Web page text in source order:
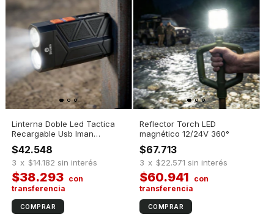
Linterna Doble Led Tactica
Recargable Usb Iman
Outdoor Caza Blanco Negro
$42.548
$38.293
3 x $14.182 sin interés
Reflector Torch LED
magnético 12/24V 360°
$67.713
$60.941
3 x $22.571 sin interés